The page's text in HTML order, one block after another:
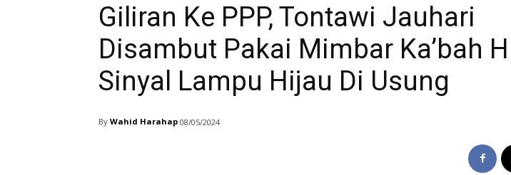
Giliran Ke PPP, Tontawi Jauhari
Disambut Pakai Mimbar Ka’bah
Sinyal Lampu Hijau Di Usung
By Wahid Harahap 08/05/2024